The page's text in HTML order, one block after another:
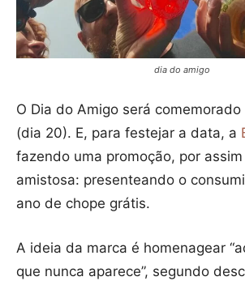
dia do amigo
O Dia do Amigo será
(dia 20). E, para festejar a data, a
fazendo uma promoção, por
amistosa: presenteando o
ano de chope grátis.
A ideia da marca é homenagear
que nunca aparece”, segundo